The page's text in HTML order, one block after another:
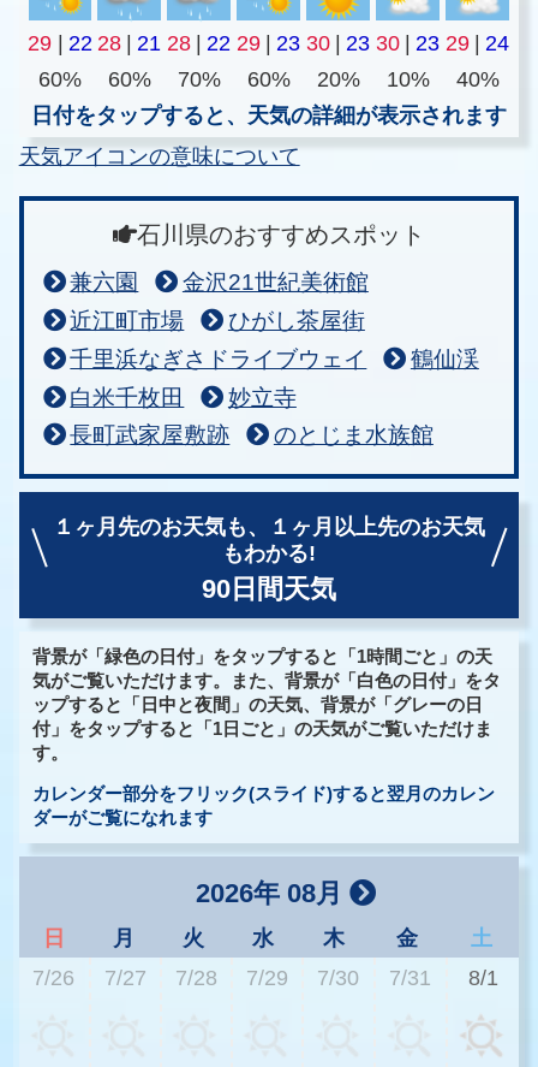
29 | 22 28 | 21 28 | 22 29 | 23 30 | 23 30 | 23 29 | 24
60%
60% 70% 60% 20% 10%
40%
日付をタップすると、天気の詳細が表示されます
天気アイコンの意味について
石川県のおすすめスポット
兼六園
金沢21世紀美術館
近江町市場
ひがし茶屋街
千里浜なぎさドライブウェイ
鶴仙渓
白米千枚田
妙立寺
長町武家屋敷跡
のとじま水族館
１ヶ月先のお天気も、
１ヶ月以上先のお天気
もわかる!
90日間天気
背景が「緑色の日付」をタップすると「1時間ごと」の天
気がご覧いただけます。また、背景が「白色の日付」をタ
ップすると「日中と夜間」の天気、背景が「グレーの日
付」をタップすると「1日ごと」の天気がご覧いただけま
す。
カレンダー部分をフリック(スライド)すると翌月のカレン
ダーがご覧になれます
2026年 08月
日 月 火 水 木 金
土
7/26
7/27 7/28 7/29 7/30 7/31 8/1